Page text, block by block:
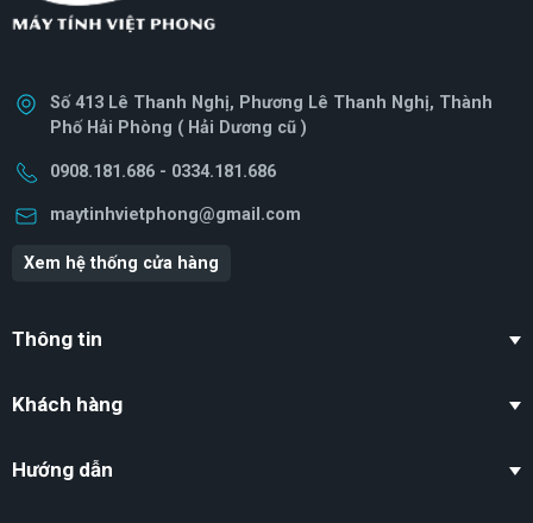
Số 413 Lê Thanh Nghị, Phương Lê Thanh Nghị, Thành
Phố Hải Phòng ( Hải Dương cũ )
0908.181.686 - 0334.181.686
maytinhvietphong@gmail.com
Xem hệ thống cửa hàng
Thông tin
Khách hàng
Hướng dẫn